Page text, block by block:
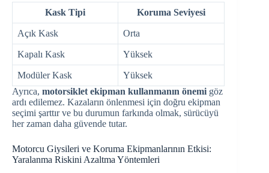
Kask Tipi Koruma Seviyesi
Açık Kask Orta
Kapalı Kask Yüksek
Modüler Kask
Yüksek
Ayrıca, motorsiklet ekipman kullanmanın önemi göz
ardı edilemez. Kazaların önlenmesi için doğru ekipman
seçimi şarttır ve bu durumun farkında olmak, sürücüyü
her zaman daha güvende tutar.
Motorcu Giysileri ve Koruma Ekipmanlarının Etkisi:
Yaralanma Riskini Azaltma Yöntemleri